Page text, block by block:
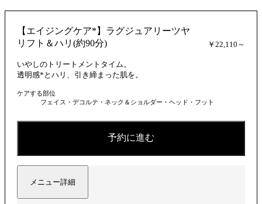
を
再
生
【エイジングケア*】ラグジュアリーツヤ
リフト＆ハリ(約90分)
￥22,110～
いやしのトリートメントタイム。
透明感*とハリ、引き締まった肌を。
ケアする部位
フェイス・デコルテ・ネック＆ショルダー・ヘッド・フット
予約に進む
メニュー詳細